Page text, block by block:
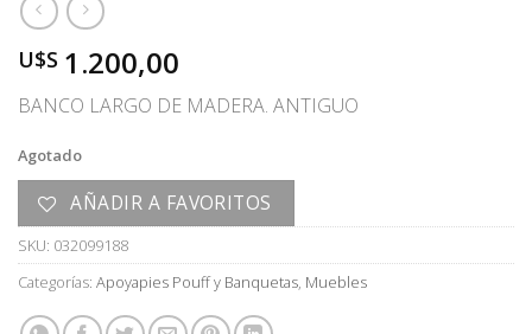
U$S 1.200,00
BANCO LARGO DE MADERA. ANTIGUO
Agotado
AÑADIR A FAVORITOS
SKU: 032099188
Categorías: Apoyapies Pouff y Banquetas, Muebles